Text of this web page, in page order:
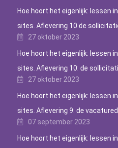
Hoe hoort het eigenlijk: lessen
sites. Aflevering 10 de
27 oktober 2023
Hoe hoort het eigenlijk: lessen
sites. Aflevering 10: de
27 oktober 2023
Hoe hoort het eigenlijk: lessen
sites. Aflevering 9: de
07 september 2023
Hoe hoort het eigenlijk: lessen